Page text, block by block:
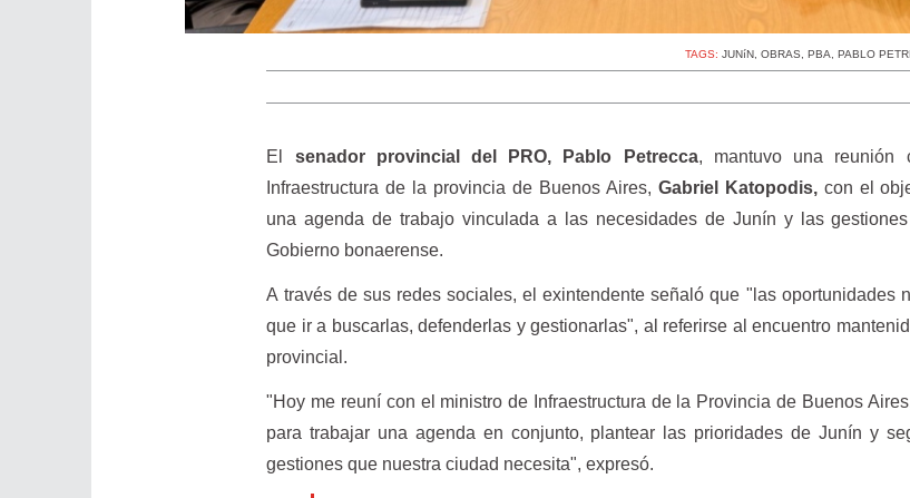
TAGS:JUNíN ,OBRAS ,PBA ,PABLO
El senador provincial del PRO, Pablo Petrecca, mantuvo una reunión
Infraestructura de la provincia de Buenos Aires, Gabriel Katopodis,con el
una agenda de trabajo vinculada a las necesidades de Junín y las
Gobierno bonaerense.
A través de sus redes sociales, el exintendente señaló que "las oportunidades
que ir a buscarlas, defenderlas y gestionarlas", al referirse al encuentro
provincial.
"Hoy me reuní con el ministro de Infraestructura de la Provincia de Buenos
para trabajar una agenda en conjunto, plantear las prioridades de Junín y
gestiones que nuestra ciudad necesita", expresó.